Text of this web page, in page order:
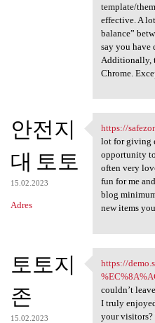
template/
effective. A
balance”
say you have
Additionally,
Chrome.
안전지
대 토토
15.02.2023
Adres
https://
https://
lot for giving
opportunity
often very
fun for me
blog
new items
토토지
존
15.02.2023
https://
https://
couldn’t
I truly
your